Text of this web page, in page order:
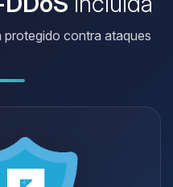
protegido contra ataques